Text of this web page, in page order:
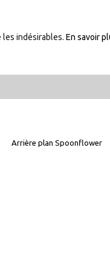
les indésirables.En savoir
Arrière plan Spoonflower